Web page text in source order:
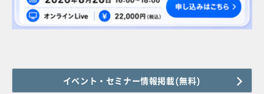
イベント・セミナー情報掲載(無料)